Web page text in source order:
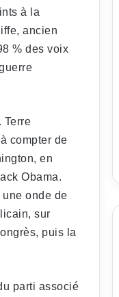
à la
ancien
% des voix
Terre
compter de
en
Obama.
onde de
sur
puis la
parti associé